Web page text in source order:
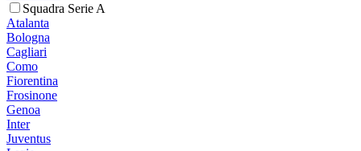
Squadra Serie A
Atalanta
Bologna
Cagliari
Como
Fiorentina
Frosinone
Genoa
Inter
Juventus